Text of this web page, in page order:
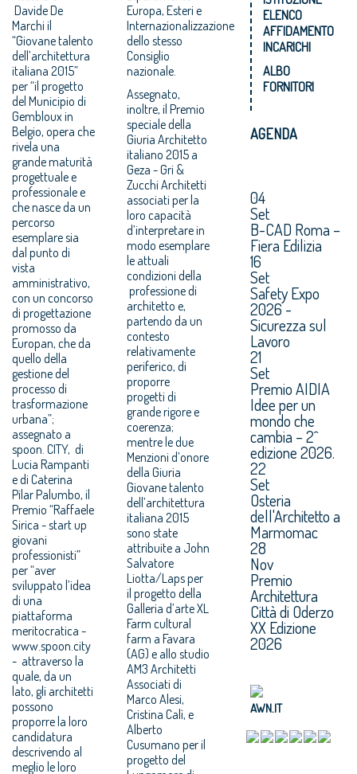
Davide De
Marchi il
“Giovane talento
dell’architettura
italiana 2015”
per “il progetto
del Municipio di
Gembloux in
Belgio, opera che
rivela una
grande maturità
progettuale e
professionale e
che nasce da un
percorso
esemplare sia
dal punto di
vista
amministrativo,
con un concorso
di progettazione
promosso da
Europan, che da
quello della
gestione del
processo di
trasformazione
urbana”;
assegnato a
spoon. CITY, di
Lucia Rampanti
e di Caterina
Pilar Palumbo, il
Premio “Raffaele
Sirica - start up
giovani
professionisti”
per “aver
sviluppato l’idea
di una
piattaforma
meritocratica -
www.spoon.city
- attraverso la
quale, da un
lato, gli architetti
possono
proporre la loro
candidatura
descrivendo al
meglio le loro
Europa, Esteri e
Internazionalizzazione
dello stesso
Consiglio
nazionale.
Assegnato,
inoltre, il Premio
speciale della
Giuria Architetto
italiano 2015 a
Geza - Gri &
Zucchi Architetti
associati per la
loro capacità
d’interpretare in
modo esemplare
le attuali
condizioni della
professione di
architetto e,
partendo da un
contesto
relativamente
periferico, di
proporre
progetti di
grande rigore e
coerenza;
mentre le due
Menzioni d’onore
della Giuria
Giovane talento
dell’architettura
italiana 2015
sono state
attribuite a John
Salvatore
Liotta/Laps per
il progetto della
Galleria d’arte XL
Farm cultural
farm a Favara
(AG) e allo studio
AM3 Architetti
Associati di
Marco Alesi,
Cristina Calì, e
Alberto
Cusumano per il
progetto del
ELENCO
AFFIDAMENTO
INCARICHI
ALBO
FORNITORI
AGENDA
04
Set
B-CAD Roma –
Fiera Edilizia
16
Set
Safety Expo
2026 -
Sicurezza sul
Lavoro
21
Set
Premio AIDIA
Idee per un
mondo che
cambia – 2^
edizione 2026.
22
Set
Osteria
dell'Architetto a
Marmomac
28
Nov
Premio
Architettura
Città di Oderzo
XX Edizione
2026
AWN.IT